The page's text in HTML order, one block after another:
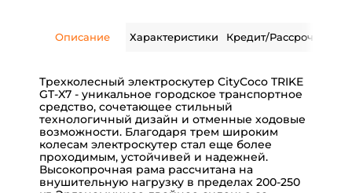
Описание Характеристики Кредит/Рассрочка
Трехколесный электроскутер CityCoco TRIKE
GT-X7 - уникальное городское транспортное
средство, сочетающее стильный
технологичный дизайн и отменные ходовые
возможности. Благодаря трем широким
колесам электроскутер стал еще более
проходимым, устойчивей и надежней.
Высокопрочная рама рассчитана на
внушительную нагрузку в пределах 200-250